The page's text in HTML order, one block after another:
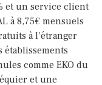
et un service client
à 8,75€ mensuels
à l’étranger
établissements
comme EKO du
et une